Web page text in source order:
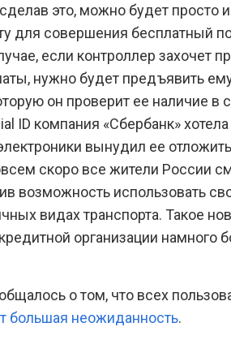
это, можно будет просто
для совершения бесплатный
если контроллер захочет
нужно будет предъявить
он проверит ее наличие в
ID компания «Сбербанк»
вынудил ее
скоро все жители России
возможность использовать
видах транспорта. Такое
организации
о том, что всех
большая неожиданность.